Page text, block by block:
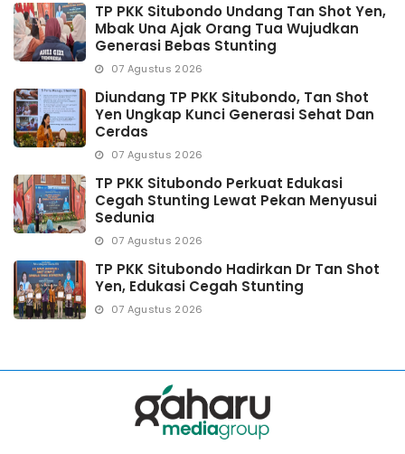
TP PKK Situbondo Undang Tan Shot Yen,
Mbak Una Ajak Orang Tua Wujudkan
Generasi Bebas Stunting
07 Agustus 2026
Diundang TP PKK Situbondo, Tan Shot
Yen Ungkap Kunci Generasi Sehat Dan
Cerdas
07 Agustus 2026
TP PKK Situbondo Perkuat Edukasi
Cegah Stunting Lewat Pekan Menyusui
Sedunia
07 Agustus 2026
TP PKK Situbondo Hadirkan Dr Tan Shot
Yen, Edukasi Cegah Stunting
07 Agustus 2026